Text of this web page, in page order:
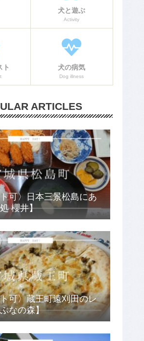
犬と遊ぶ
Activity
ト 犬の病気
Dog illness
ARTICLES
可〉日本三景松島にあ
櫻井】
可〉蔵王町遠刈田のレ
なの森】